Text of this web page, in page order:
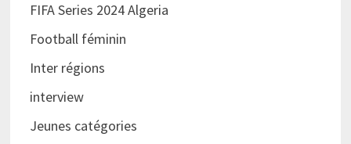
FIFA Series 2024 Algeria
Football féminin
Inter régions
interview
Jeunes catégories